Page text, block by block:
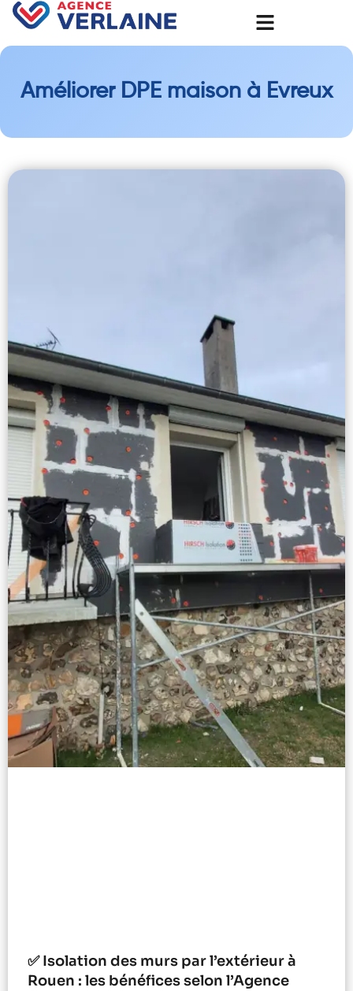
Améliorer DPE maison à Evreux
✅ Isolation des murs par l’extérieur à
Rouen : les bénéfices selon l’Agence